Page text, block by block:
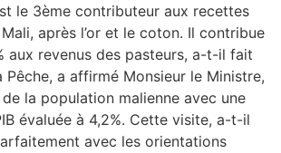
le 3ème contributeur aux recettes
après l’or et le coton. Il contribue
aux revenus des pasteurs, a-t-il fait
Pêche, a affirmé Monsieur le Ministre,
la population malienne avec une
évaluée à 4,2%. Cette visite, a-t-il
avec les orientations